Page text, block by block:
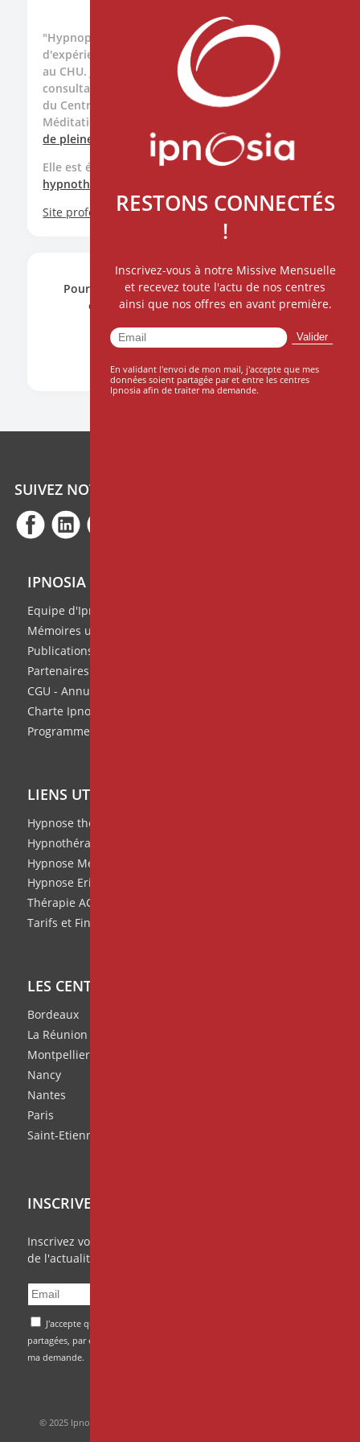
"Hypnopraticienne diplômée ayant 25 ans
d'expérience de soins et formatrice en Hypnose
au CHU. Je pratique l'Hypnose Médicale en
consultation à Caudéran et au CHU dans le cadre
du Centre de Recherches et de Ressources en
Méditation et Hypnose. Formée à la
de pleine conscience ".
Elle est également formatrice pour la
hypnothérapie
Site professionnel
Pour toute demande, n'hésitez pas à nous
contacter en cliquant ci-dessous.
CONTACTEZ NOUS
SUIVEZ NOTRE ACTUALITÉ
IPNOSIA
Equipe d'Ipnosia
Mémoires universitaires
Publications de l'équipe
Partenaires
CGU - Annuaire des thérapeutes
Charte Ipnosia
Programme de parrainage
LIENS UTILES
Hypnose thérapeutique
Hypnothérapie
Hypnose Médicale et Clinique
Hypnose Ericksonienne
Thérapie ACT
Tarifs et Financement de nos formations
LES CENTRES IPNOSIA
Bordeaux
La Réunion
Montpellier
Nancy
Nantes
Paris
Saint-Etienne
INSCRIVEZ VOUS À NOTRE NEWSLETTER
Inscrivez vous à notre
de l'actualité de vos centres IPNOSIA!
J'accepte que mes données soient transmises et
partagées, par et entre, les centres IPNOSIA afin de traiter
ma demande.
© 2025 Ipnosia -
RESTONS CONNECTÉS
!
Inscrivez-vous à notre Missive Mensuelle
et recevez toute l'actu de nos centres
ainsi que nos offres en avant première.
En validant l'envoi de mon mail, j'accepte que mes
données soient partagée par et entre les centres
Ipnosia afin de traiter ma demande.